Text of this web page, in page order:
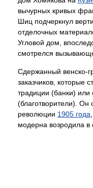
вычурных кривых
Шиц подчеркнул
отделочных
Угловой дом,
смотрелся
Сдержанный венско-
заказчиков, которые
традиции (банки) или
(благотворители). Он
революции 1905 года
модерна возродила в